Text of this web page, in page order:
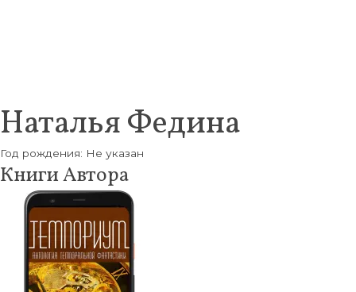
Наталья Федина
Год рождения: Не указан
Книги Автора